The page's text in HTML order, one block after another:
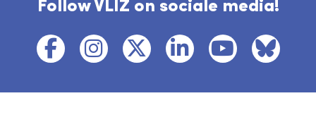
Follow VLIZ on sociale media!